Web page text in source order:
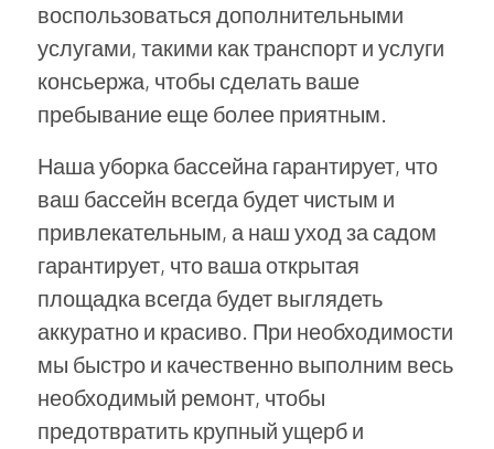
воспользоваться дополнительными
услугами, такими как транспорт и услуги
консьержа, чтобы сделать ваше
пребывание еще более приятным.
Наша уборка бассейна гарантирует, что
ваш бассейн всегда будет чистым и
привлекательным, а наш уход за садом
гарантирует, что ваша открытая
площадка всегда будет выглядеть
аккуратно и красиво. При необходимости
мы быстро и качественно выполним весь
необходимый ремонт, чтобы
предотвратить крупный ущерб и